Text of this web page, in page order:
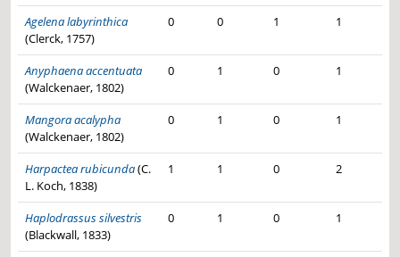
Agelena labyrinthica
(Clerck, 1757)
0 0 1 1
Anyphaena accentuata
(Walckenaer, 1802)
0 1 0 1
Mangora acalypha
(Walckenaer, 1802)
0 1 0 1
Harpactea rubicunda(C.
L. Koch, 1838)
1 1 0 2
Haplodrassus silvestris
(Blackwall, 1833)
0 1 0 1